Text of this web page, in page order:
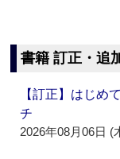
書籍 訂正・追
【訂正】はじ
チ
2026年08月06日 (